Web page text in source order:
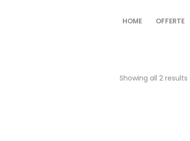
HOME OFFERTE
Showing all 2 results